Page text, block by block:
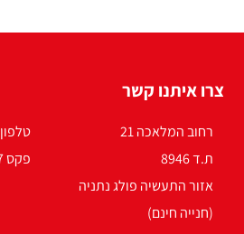
צרו איתנו קשר
רחוב המלאכה 21
ת.ד 8946
אזור התעשיה פולג נתניה
(חנייה חינם)
טלפון 09-3740111
פקס 09-8328367